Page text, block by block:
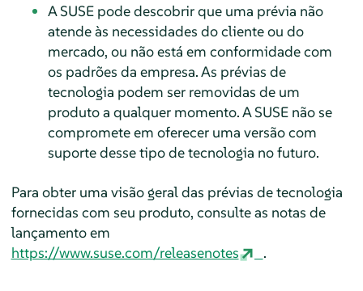
A SUSE pode descobrir que uma prévia não
atende às necessidades do cliente ou do
mercado, ou não está em conformidade com
os padrões da empresa. As prévias de
tecnologia podem ser removidas de um
produto a qualquer momento. A SUSE não se
compromete em oferecer uma versão com
suporte desse tipo de tecnologia no futuro.
Para obter uma visão geral das prévias de tecnologia
fornecidas com seu produto, consulte as notas de
lançamento em
https://www.suse.com/releasenotes
.